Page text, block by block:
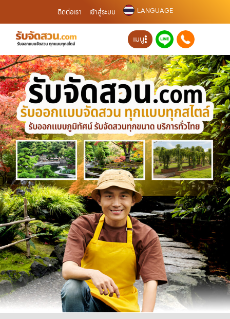
ติดต่อเรา เข้าสู่ระบบ LANGUAGE
เมนู